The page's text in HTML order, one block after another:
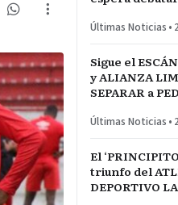
Últimas Noticias •
Sigue el
y ALIANZA
SEPARAR a
MONTEVIDEO
Últimas Noticias •
El
triunfo del
DEPORTIVO